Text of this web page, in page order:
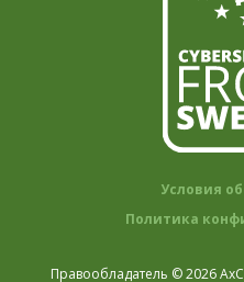
Условия
Политика
Правообладатель © 2026